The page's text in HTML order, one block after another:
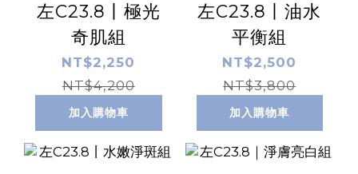
左C23.8丨極光
奇肌組
NT$2,250
NT$4,200
加入購物車
左C23.8丨油水
平衡組
NT$2,500
NT$3,800
加入購物車